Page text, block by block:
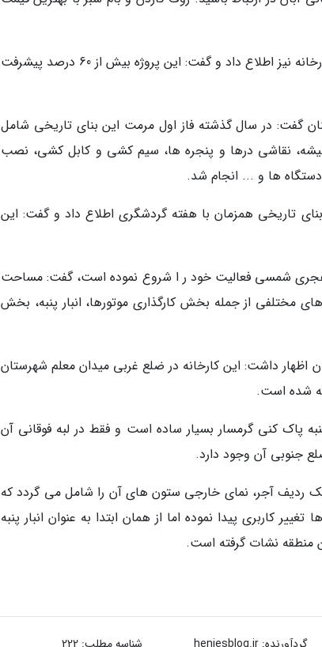
وی از مرمت و ساماندهی بازارچه صنایع دستی واقع در این کارخانه نیز اطلاع داد و گفت: این پروژه بیش از 60 درصد پیشرفت
گفت: در سال گذشته فاز اول مرمت این بنای تاریخی شامل
نقاشی درها و پنجره ها، سیم کشی و کابل کشی، نصب
دستگاه ها و ... انجام شد.
تاریخی همزمان با هفته گردشگری اطلاع داد و گفت: این
بیان اینکه کارخانه پنبه پاک کنی گرمسار در سال 1304 هجری شمسی فعالیت خود ر ا شروع نموده است، گفت: مساحت
مختلفی از جمله بخش کارگذاری موتورها، انبار پنبه، بخش
داشت: این کارخانه در ضلع غربی میدان معلم شهرستان
شده است.
پاک کنی گرمسار بسیار ساده است و فقط در لبه فوقانی آن
جنوبی آن وجود دارد.
آجر، نمای خارجی ستون های آن را شامل می گردد که
کاربری پیدا نموده اما از همان ابتدا به عنوان انبار پنبه
منطقه نشات گرفته است.